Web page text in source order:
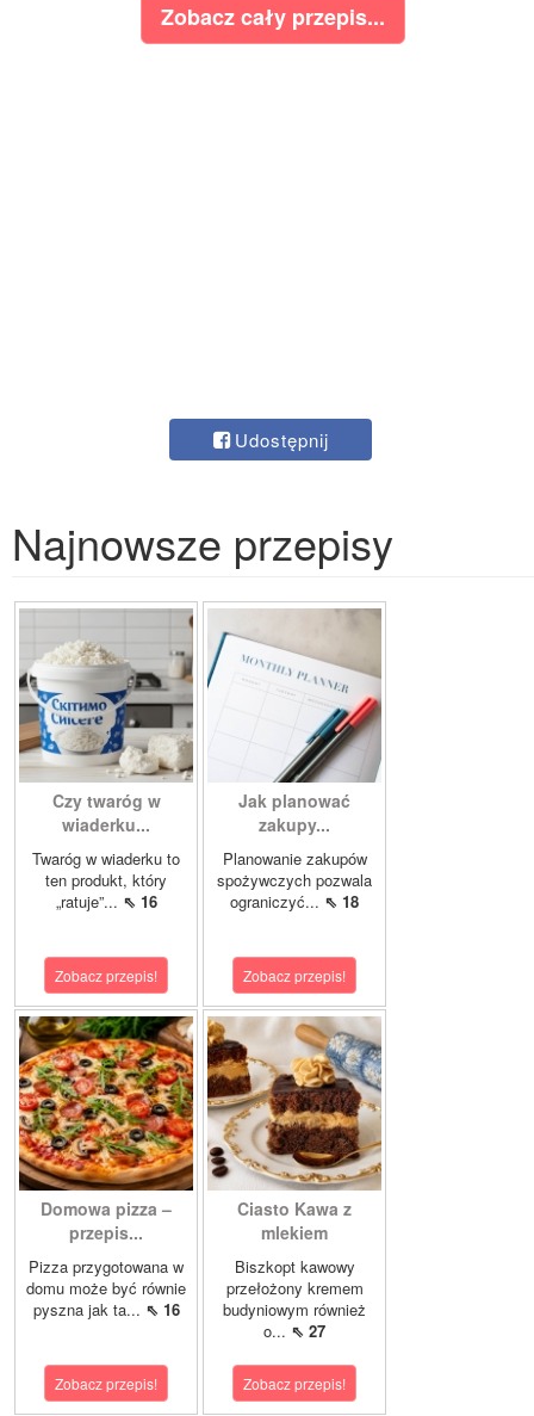
Zobacz cały przepis...
Udostępnij
Najnowsze przepisy
Czy twaróg w
wiaderku...
Twaróg w wiaderku to
ten produkt, który
„ratuje”... ⇖ 16
Zobacz przepis!
Jak planować
zakupy...
Planowanie zakupów
spożywczych pozwala
ograniczyć... ⇖ 18
Zobacz przepis!
Domowa pizza –
przepis...
Pizza przygotowana w
domu może być równie
pyszna jak ta... ⇖ 16
Zobacz przepis!
Ciasto Kawa z
mlekiem
Biszkopt kawowy
przełożony kremem
budyniowym również
o... ⇖ 27
Zobacz przepis!